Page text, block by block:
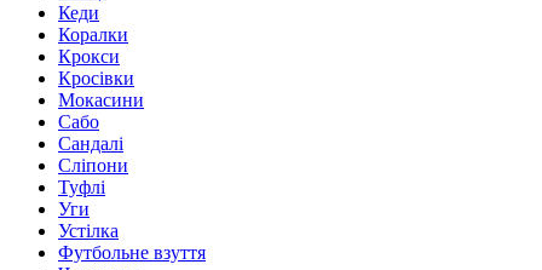
Кеди
Коралки
Крокси
Кросівки
Мокасини
Сабо
Сандалі
Сліпони
Туфлі
Уги
Устілка
Футбольне взуття